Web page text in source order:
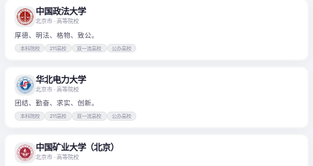
中国政法大学
北京市· 高等院校
厚德、明法、格物、致公。
本科院校 211高校 双一流高校 公办高校
华北电力大学
北京市· 高等院校
团结、勤奋、求实、创新。
本科院校 211高校 双一流高校 公办高校
中国矿业大学（北京）
北京市· 高等院校